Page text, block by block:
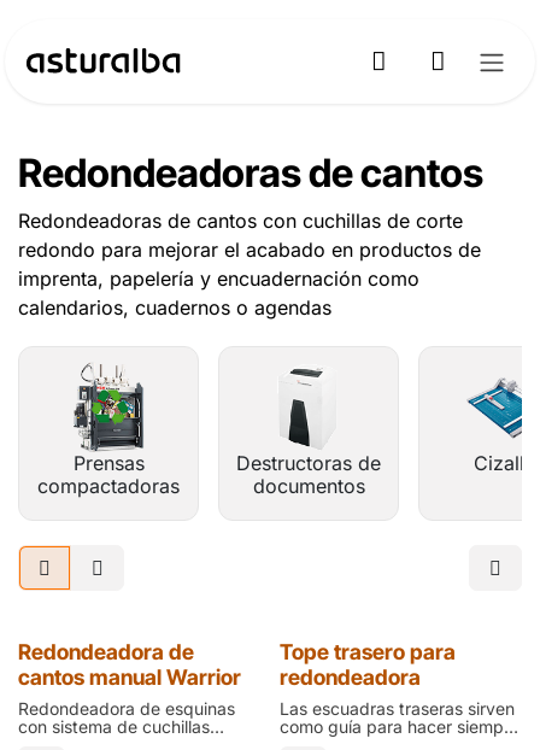
Redondeadoras de cantos
Redondeadoras de cantos con cuchillas de corte
redondo para mejorar el acabado en productos de
imprenta, papelería y encuadernación como
calendarios, cuadernos o agendas
Prensas
compactadoras
Destructoras de
documentos
Redondeadora de
cantos manual Warrior
Redondeadora de esquinas
con sistema de cuchillas
Tope trasero para
redondeadora
Las escuadras traseras sirven
como guía para hacer siempre